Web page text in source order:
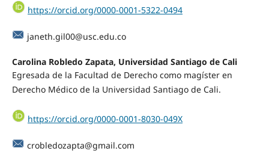
https://orcid.org/0000-0001-5322-0494
janeth.gil00@usc.edu.co
Carolina Robledo Zapata, Universidad Santiago de Cali
Egresada de la Facultad de Derecho como magíster en
Derecho Médico de la Universidad Santiago de Cali.
https://orcid.org/0000-0001-8030-049X
crobledozapta@gmail.com